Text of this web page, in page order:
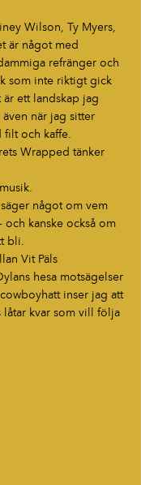
Wilson, Ty Myers,
är något med
refränger och
som inte riktigt gick
är ett landskap jag
när jag sitter
filt och kaffe.
Wrapped tänker
något om vem
och kanske också om
bli.
Vit Päls
hesa motsägelser
inser jag att
låtar kvar som vill följa